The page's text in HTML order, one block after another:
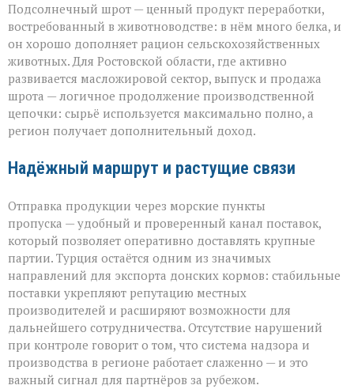
Подсолнечный шрот — ценный продукт переработки,
востребованный в животноводстве: в нём много белка, и
он хорошо дополняет рацион сельскохозяйственных
животных. Для Ростовской области, где активно
развивается масложировой сектор, выпуск и продажа
шрота — логичное продолжение производственной
цепочки: сырьё используется максимально полно, а
регион получает дополнительный доход.
Надёжный маршрут и растущие связи
Отправка продукции через морские пункты
пропуска — удобный и проверенный канал поставок,
который позволяет оперативно доставлять крупные
партии. Турция остаётся одним из значимых
направлений для экспорта донских кормов: стабильные
поставки укрепляют репутацию местных
производителей и расширяют возможности для
дальнейшего сотрудничества. Отсутствие нарушений
при контроле говорит о том, что система надзора и
производства в регионе работает слаженно — и это
важный сигнал для партнёров за рубежом.